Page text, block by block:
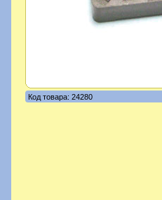
Код товара: 24280